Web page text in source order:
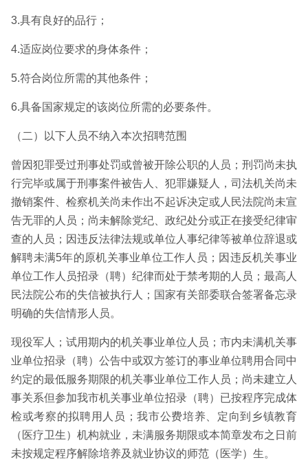
3.具有良好的品行；
4.适应岗位要求的身体条件；
5.符合岗位所需的其他条件；
6.具备国家规定的该岗位所需的必要条件。
（二）以下人员不纳入本次招聘范围
曾因犯罪受过刑事处罚或曾被开除公职的人员；刑罚尚未执
行完毕或属于刑事案件被告人、犯罪嫌疑人，司法机关尚未
撤销案件、检察机关尚未作出不起诉决定或人民法院尚未宣
告无罪的人员；尚未解除党纪、政纪处分或正在接受纪律审
查的人员；因违反法律法规或单位人事纪律等被单位辞退或
解聘未满5年的原机关事业单位工作人员；因违反机关事业
单位工作人员招录（聘）纪律而处于禁考期的人员；最高人
民法院公布的失信被执行人；国家有关部委联合签署备忘录
明确的失信情形人员。
现役军人；试用期内的机关事业单位人员；市内未满机关事
业单位招录（聘）公告中或双方签订的事业单位聘用合同中
约定的最低服务期限的机关事业单位工作人员；尚未建立人
事关系但参加我市机关事业单位招录（聘）已按程序完成体
检或考察的拟聘用人员；我市公费培养、定向到乡镇教育
（医疗卫生）机构就业，未满服务期限或本简章发布之日前
未按规定程序解除培养及就业协议的师范（医学）生。